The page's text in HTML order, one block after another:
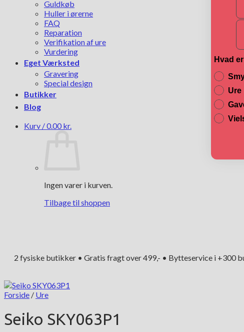
Guldkøb
Huller i ørerne
FAQ
Reparation
Verifikation af ure
Vurdering
Eget Værksted
Gravering
Special design
Butikker
Blog
Kurv /0.00 kr.
Ingen varer i kurven.
Tilbage til shoppen
2 fysiske butikker • Gratis fragt over 499,- • Bytteservice i +300
Forside / Ure
Seiko SKY063P1
Hvad
Ure